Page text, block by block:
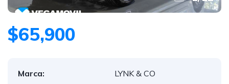
$65,900
Marca:
LYNK & CO